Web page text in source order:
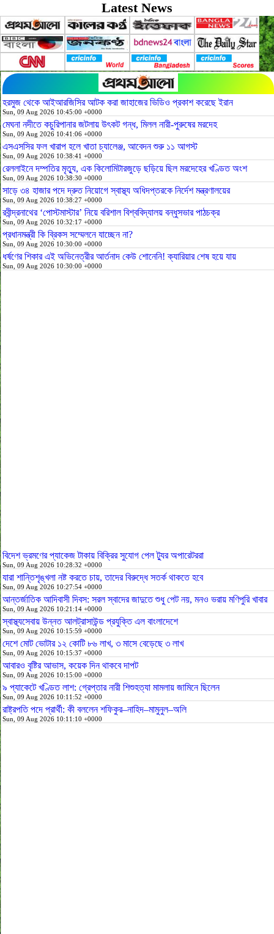
Latest News
হরমুজ থেকে আইআরজিসির আটক করা জাহাজের ভিডিও প্রকাশ করেছে ইরান
Sun, 09 Aug 2026 10:45:00 +0000
মেঘনা নদীতে কচুরিপানার জটলায় উৎকট গন্ধ, মিলল নারী-পুরুষের মরদেহ
Sun, 09 Aug 2026 10:41:06 +0000
এসএসসির ফল খারাপ হলে খাতা চ্যালেঞ্জ, আবেদন শুরু ১১ আগস্ট
Sun, 09 Aug 2026 10:38:41 +0000
রেললাইনে দম্পতির মৃত্যু, এক কিলোমিটারজুড়ে ছড়িয়ে ছিল মরদেহের খণ্ডিত অংশ
Sun, 09 Aug 2026 10:38:30 +0000
সাড়ে ৩৪ হাজার পদে দ্রুত নিয়োগে স্বাস্থ্য অধিদপ্তরকে নির্দেশ মন্ত্রণালয়ের
Sun, 09 Aug 2026 10:38:27 +0000
রবীন্দ্রনাথের ‘পোস্টমাস্টার’ নিয়ে বরিশাল বিশ্ববিদ্যালয় বন্ধুসভার পাঠচক্র
Sun, 09 Aug 2026 10:32:17 +0000
প্রধানমন্ত্রী কি ব্রিকস সম্মেলনে যাচ্ছেন না?
Sun, 09 Aug 2026 10:30:00 +0000
ধর্ষণের শিকার এই অভিনেত্রীর আর্তনাদ কেউ শোনেনি! ক্যারিয়ার শেষ হয়ে যায়
Sun, 09 Aug 2026 10:30:00 +0000
বিদেশ ভ্রমণের প্যাকেজ টাকায় বিক্রির সুযোগ পেল ট্যুর অপারেটররা
Sun, 09 Aug 2026 10:28:32 +0000
যারা শান্তিশৃঙ্খলা নষ্ট করতে চায়, তাদের বিরুদ্ধে সতর্ক থাকতে হবে
Sun, 09 Aug 2026 10:27:54 +0000
আন্তর্জাতিক আদিবাসী দিবস: সরল স্বাদের জাদুতে শুধু পেট নয়, মনও ভরায় মণিপুরি খাবার
Sun, 09 Aug 2026 10:21:14 +0000
স্বাস্থ্যসেবায় উন্নত আলট্রাসাউন্ড প্রযুক্তি এল বাংলাদেশে
Sun, 09 Aug 2026 10:15:59 +0000
দেশে মোট ভোটার ১২ কোটি ৮৬ লাখ, ৩ মাসে বেড়েছে ৩ লাখ
Sun, 09 Aug 2026 10:15:37 +0000
আবারও বৃষ্টির আভাস, কয়েক দিন থাকবে দাপট
Sun, 09 Aug 2026 10:15:00 +0000
৯ প্যাকেটে খণ্ডিত লাশ: গ্রেপ্তার নারী শিশুহত্যা মামলায় জামিনে ছিলেন
Sun, 09 Aug 2026 10:11:52 +0000
রাষ্ট্রপতি পদে প্রার্থী: কী বললেন শফিকুর–নাহিদ–মামুনুল–অলি
Sun, 09 Aug 2026 10:11:10 +0000